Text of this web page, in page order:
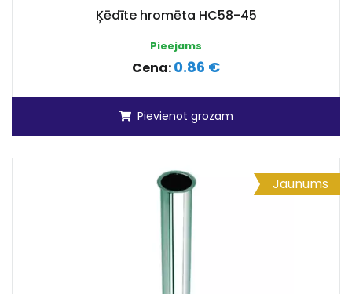
Ķēdīte hromēta HC58-45
Pieejams
Cena:0.86 €
Pievienot grozam
Jaunums